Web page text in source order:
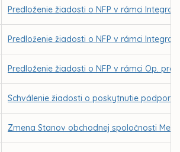
Predloženie žiadosti o NFP v rámci
Predloženie žiadosti o NFP v rámci
Predloženie žiadosti o NFP v rámci Op.
Schválenie žiadosti o poskytnutie
Zmena Stanov obchodnej spoločnosti